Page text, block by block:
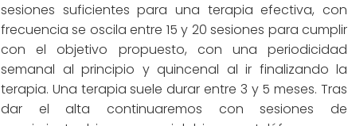
sesiones suficientes para una terapia efectiva, con
frecuencia se oscila entre 15 y 20 sesiones para cumplir
con el objetivo propuesto, con una periodicidad
semanal al principio y quincenal al ir finalizando la
terapia. Una terapia suele durar entre 3 y 5 meses. Tras
dar el alta continuaremos con sesiones de